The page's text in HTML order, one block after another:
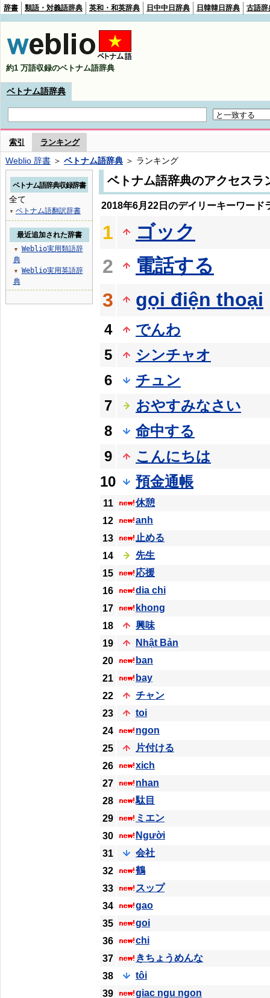
辞書 類語・対義語辞典 英和・和英辞典 日中中日辞典 日韓韓日辞典 古語辞
約1 万語収録のベトナム語辞典
ベトナム語辞典
索引 ランキング
Weblio 辞書 ＞ ベトナム語辞典 ＞ ランキング
ベトナム語辞典のアクセスラ
2018年6月22日のデイリーキーワード
1
ゴック
2
電話する
3
gọi điện thoại
4
でんわ
5
シンチャオ
6
チュン
7
おやすみなさい
8
命中する
9
こんにちは
10
預金通帳
11
休憩
12
anh
13
止める
14
先生
15
応援
16
dia chi
17
khong
18
興味
19
Nhật Bản
20
ban
21
bay
22
チャン
23
toi
24
ngon
25
片付ける
26
xich
27
nhan
28
駄目
29
ミエン
30
Người
31
会社
32
鶴
33
スップ
34
gao
35
goi
36
chi
37
きちょうめんな
38
tôi
39
giac ngu ngon
ベトナム語辞典収録辞書
全て
▼ ベトナム語翻訳辞書
最近追加された辞書
▼
Weblio実用類語辞
典
▼
Weblio実用英語辞
典